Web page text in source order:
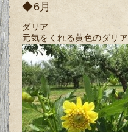
◆6月
ダリア
元気をくれる黄色のダリア